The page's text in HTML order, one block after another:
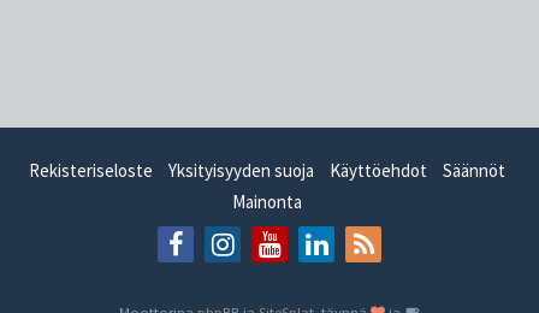
Rekisteriseloste Yksityisyyden suoja Käyttöehdot
Säännöt
Mainonta